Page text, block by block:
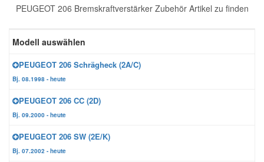
PEUGEOT 206 Bremskraftverstärker Zubehör Artikel zu finden
Modell auswählen
PEUGEOT 206 Schrägheck (2A/C)
Bj. 08.1998 - heute
PEUGEOT 206 CC (2D)
Bj. 09.2000 - heute
PEUGEOT 206 SW (2E/K)
Bj. 07.2002 - heute
Winter-Autozubehör
Hyundai Ersatzteile